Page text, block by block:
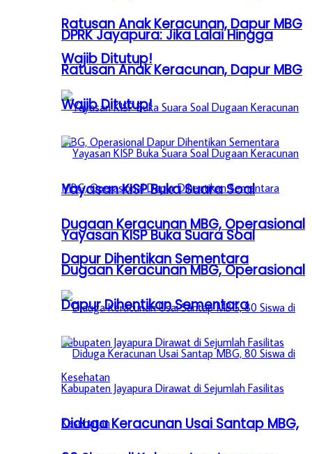
Ratusan Anak Keracunan, Dapur MBG
Wajib Ditutup!
Yayasan KISP Buka Suara Soal
Dugaan Keracunan MBG, Operasional
Dapur Dihentikan Sementara
Diduga Keracunan Usai Santap MBG,
DPRK Jayapura: Jika Lalai Hingga
Ratusan Anak Keracunan, Dapur MBG
Wajib Ditutup!
Yayasan KISP Buka Suara Soal
Dugaan Keracunan MBG, Operasional
Dapur Dihentikan Sementara